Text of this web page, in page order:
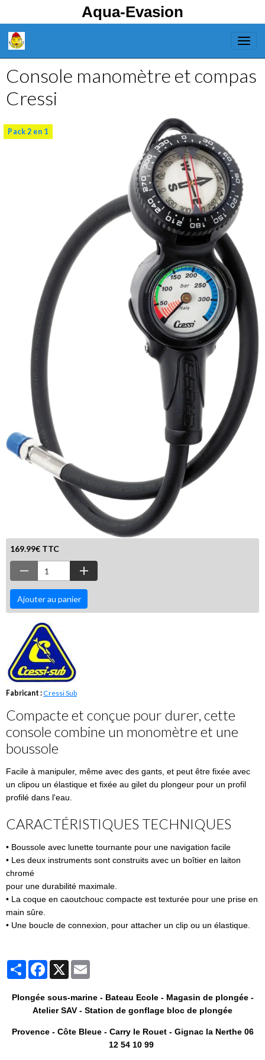
Aqua-Evasion
Console manomètre et compas
Cressi
Pack 2 en 1
169.99€ TTC
Ajouter au panier
Fabricant :Cressi Sub
Compacte et conçue pour durer, cette
console combine un monomètre et une
boussole
Facile à manipuler, même avec des gants, et peut être fixée avec
un clipou un élastique et fixée au gilet du plongeur pour un profil
profilé dans l'eau.
CARACTÉRISTIQUES TECHNIQUES
• Boussole avec lunette tournante pour une navigation facile
• Les deux instruments sont construits avec un boîtier en laiton
chromé
pour une durabilité maximale.
• La coque en caoutchouc compacte est texturée pour une prise en
main sûre.
• Une boucle de connexion, pour attacher un clip ou un élastique.
PartagerFacebook
X
Plongée sous-marine - Bateau Ecole - Magasin de plongée -
Atelier SAV - Station de gonflage bloc de plongée
Provence - Côte Bleue - Carry le Rouet - Gignac la Nerthe 06
12 54 10 99